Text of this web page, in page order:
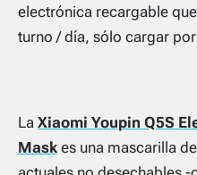
electrónica recargable
turno / día, sólo cargar por
La Xiaomi Youpin Q5S
Mask es una mascarilla